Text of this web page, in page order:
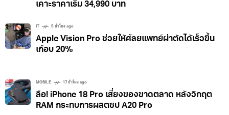
เคาะราคาเริ่ม 34,990 บาท
5 ชั่วโมง ago
Apple Vision Pro ช่วยให้ศัลยแพทย์ผ่าตัดได้เร็วขึ้น
เกือบ 20%
MOBILE 17 ชั่วโมง ago
ลือ! iPhone 18 Pro เสี่ยงของขาดตลาด หลังวิกฤต
RAM กระทบการผลิตชิป A20 Pro